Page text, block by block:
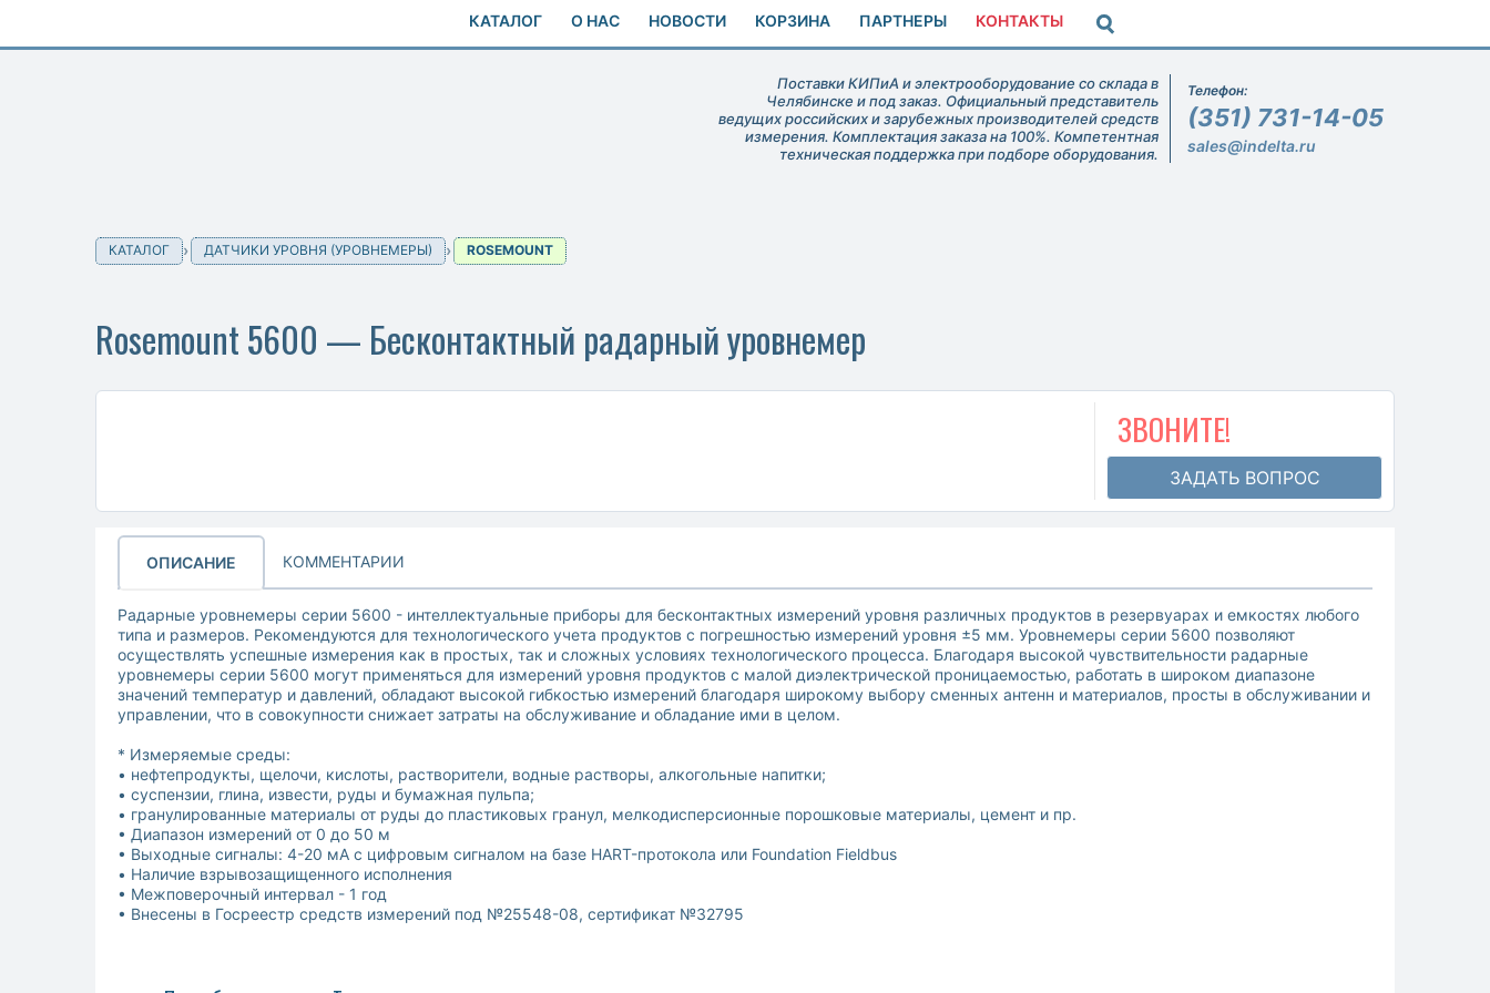
КАТАЛОГ О НАС НОВОСТИ КОРЗИНА ПАРТНЕРЫ КОНТАКТЫ
Поставки КИПиА и электрооборудование со склада в
Челябинске и под заказ. Официальный представитель
ведущих российских и зарубежных производителей средств
измерения. Комплектация заказа на 100%. Компетентная
техническая поддержка при подборе оборудования.
Телефон:
(351) 731-14-05
sales@indelta.ru
КАТАЛОГ ДАТЧИКИ УРОВНЯ (УРОВНЕМЕРЫ) ROSEMOUNT
Rosemount 5600 — Бесконтактный радарный уровнемер
ЗВОНИТЕ!
ЗАДАТЬ ВОПРОС
ОПИСАНИЕ КОММЕНТАРИИ
Радарные уровнемеры серии 5600 - интеллектуальные приборы для бесконтактных измерений уровня различных продуктов в резервуарах и емкостях любого
типа и размеров. Рекомендуются для технологического учета продуктов с погрешностью измерений уровня ±5 мм. Уровнемеры серии 5600 позволяют
осуществлять успешные измерения как в простых, так и сложных условиях технологического процесса. Благодаря высокой чувствительности радарные
уровнемеры серии 5600 могут применяться для измерений уровня продуктов с малой диэлектрической проницаемостью, работать в широком диапазоне
значений температур и давлений, обладают высокой гибкостью измерений благодаря широкому выбору сменных антенн и материалов, просты в обслуживании и
управлении, что в совокупности снижает затраты на обслуживание и обладание ими в целом.
* Измеряемые среды:
• нефтепродукты, щелочи, кислоты, растворители, водные растворы, алкогольные напитки;
• суспензии, глина, извести, руды и бумажная пульпа;
• гранулированные материалы от руды до пластиковых гранул, мелкодисперсионные порошковые материалы, цемент и пр.
• Диапазон измерений от 0 до 50 м
• Выходные сигналы: 4-20 мА с цифровым сигналом на базе HART-протокола или Foundation Fieldbus
• Наличие взрывозащищенного исполнения
• Межповерочный интервал - 1 год
• Внесены в Госреестр средств измерений под №25548-08, сертификат №32795